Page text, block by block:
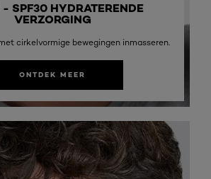
- SPF30 HYDRATERENDE
VERZORGING
cirkelvormige bewegingen inmasseren.
ONTDEK MEER